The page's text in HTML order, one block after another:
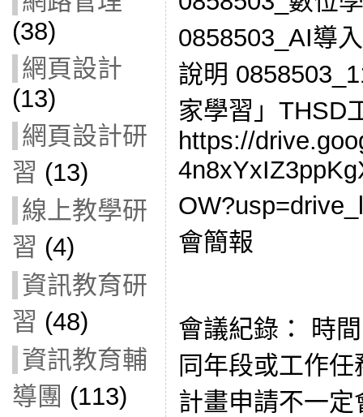
(38)
網頁設計
(13)
網頁設計研
習 (13)
線上教學研
習 (4)
資訊教育研
習 (48)
資訊教育輔
導團 (113)
0858503_AI導
說明
家學習」THSD
https://
會簡報
會議紀錄： 時
同年段或工作
計畫申請不一